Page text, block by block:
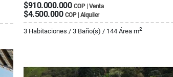
$910.000.000 COP | Venta
$4.500.000 COP | Alquiler
3 Habitaciones / 3 Baño(s) / 144 Área m2